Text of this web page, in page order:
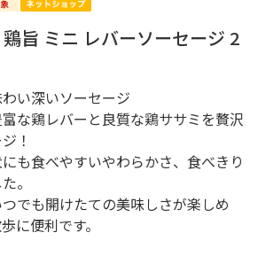
旨 ミニ レバーソーセージ 2
い深いソーセージ
な鶏レバーと良質な鶏ササミを贅沢
！
も食べやすいやわらかさ、食べきり
。
でも開けたての美味しさが楽しめ
に便利です。